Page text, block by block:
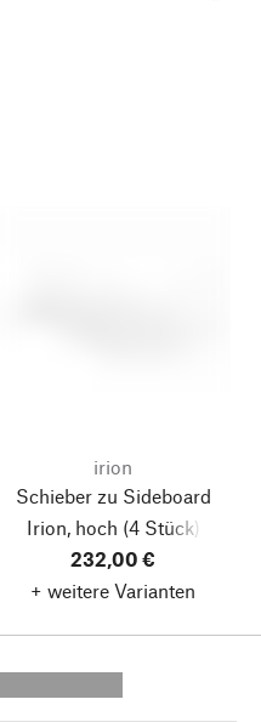
irion
Schieber zu Sideboard
Irion, hoch (4 Stück)
232,00 €
+ weitere Varianten